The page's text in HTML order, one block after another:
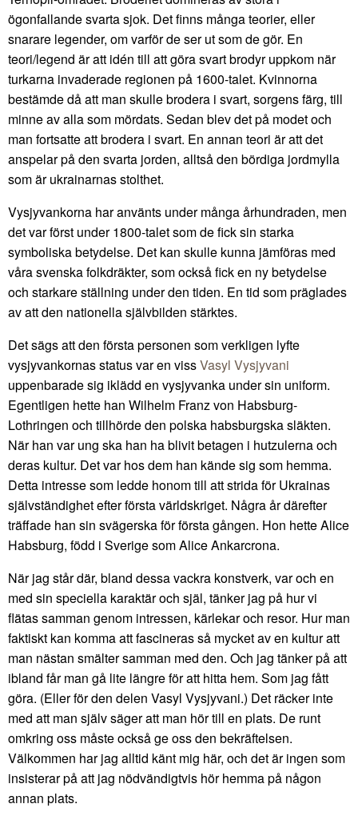
ögonfallande svarta sjok. Det finns många teorier, eller
snarare legender, om varför de ser ut som de gör. En
teori/legend är att idén till att göra svart brodyr uppkom när
turkarna invaderade regionen på 1600-talet. Kvinnorna
bestämde då att man skulle brodera i svart, sorgens färg, till
minne av alla som mördats. Sedan blev det på modet och
man fortsatte att brodera i svart. En annan teori är att det
anspelar på den svarta jorden, alltså den bördiga jordmylla
som är ukrainarnas stolthet.
Vysjyvankorna har använts under många århundraden, men
det var först under 1800-talet som de fick sin starka
symboliska betydelse. Det kan skulle kunna jämföras med
våra svenska folkdräkter, som också fick en ny betydelse
och starkare ställning under den tiden. En tid som präglades
av att den nationella självbilden stärktes.
Det sägs att den första personen som verkligen lyfte
vysjyvankornas status var en vissVasyl Vysjyvani
uppenbarade sig iklädd en vysjyvanka under sin uniform.
Egentligen hette han Wilhelm Franz von Habsburg-
Lothringen och tillhörde den polska habsburgska släkten.
När han var ung ska han ha blivit betagen i hutzulerna och
deras kultur. Det var hos dem han kände sig som hemma.
Detta intresse som ledde honom till att strida för Ukrainas
självständighet efter första världskriget. Några år därefter
träffade han sin svägerska för första gången. Hon hette Alice
Habsburg, född i Sverige som Alice Ankarcrona.
När jag står där, bland dessa vackra konstverk, var och en
med sin speciella karaktär och själ, tänker jag på hur vi
flätas samman genom intressen, kärlekar och resor. Hur man
faktiskt kan komma att fascineras så mycket av en kultur att
man nästan smälter samman med den. Och jag tänker på att
ibland får man gå lite längre för att hitta hem. Som jag fått
göra. (Eller för den delen Vasyl Vysjyvani.) Det räcker inte
med att man själv säger att man hör till en plats. De runt
omkring oss måste också ge oss den bekräftelsen.
Välkommen har jag alltid känt mig här, och det är ingen som
insisterar på att jag nödvändigtvis hör hemma på någon
annan plats.